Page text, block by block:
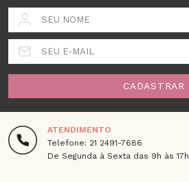
SEU NOME
SEU E-MAIL
CADASTRAR
ATENDIMENTO
Telefone: 21 2491-7686
De Segunda à Sexta das 9h às 17h